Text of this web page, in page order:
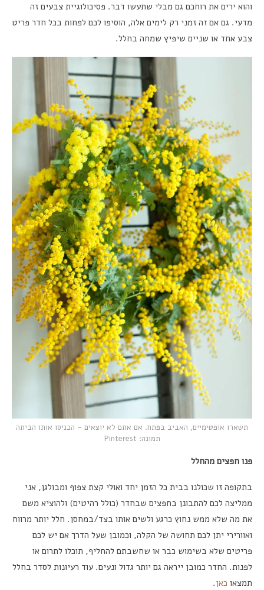
והוא ירים את רוחכם גם מבלי שתעשו דבר. פסיכולוגיית צבעים זה
מדעי. גם אם זה זמני רק לימים אלה, הוסיפו לכם לפחות בכל חדר פריט
צבע אחד או שניים שיפיץ שמחה בחלל.
תשארו אופטימיים, האביב בפתח. אם אתם לא יוצאים – הכניסו אותו הביתה
תמונה: Pinterest
פנו חפצים מהחלל
בתקופה זו שכולנו בבית כל הזמן יחד ואולי קצת צפוף ומבולגן, אני
ממליצה לכם להתבונן בחפצים שבחדר (כולל רהיטים) ולהוציא משם
את מה שלא ממש נחוץ כרגע ולשים אותו בצד/במחסן. חלל יותר מרווח
ואוורירי יתן לכם תחושה של הקלה, וכמובן שעל הדרך אם יש לכם
פריטים שלא בשימוש כבר או שחשבתם להחליף, תוכלו לתרום או
לפנות. החדר כמובן ייראה גם יותר גדול ונעים. עוד רעיונות לסדר בחלל
תמצאו כאן.